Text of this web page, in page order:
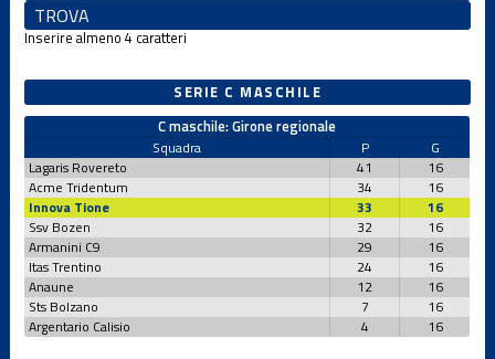
Under 12 M
Under 13 F
Under 13 M
Under 14 F
Inserire almeno 4 caratteri
SERIE C MASCHILE
C maschile: Girone regionale
Squadra P
G
Lagaris Rovereto
41
16
Acme Tridentum
34
16
Innova Tione
33
16
Ssv Bozen
32
16
Armanini C9
29
16
Itas Trentino
24
16
Anaune
12
16
Sts Bolzano
7
16
Argentario Calisio
4 16